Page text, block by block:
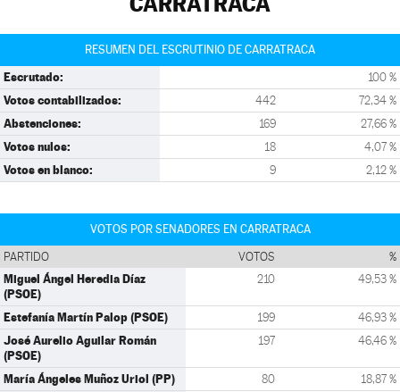
RESUMEN DEL ESCRUTINIO DE CARRATRACA
Escrutado: 100 %
Votos contabilizados: 442 72,34 %
Abstenciones: 169 27,66 %
Votos nulos: 18 4,07 %
Votos en blanco: 9 2,12 %
VOTOS POR SENADORES EN CARRATRACA
PARTIDO VOTOS %
Miguel Ángel Heredia Díaz
(PSOE)
210 49,53 %
Estefanía Martín Palop (PSOE) 199 46,93 %
José Aurelio Aguilar Román
(PSOE)
197 46,46 %
María Ángeles Muñoz Uriol (PP) 80 18,87 %